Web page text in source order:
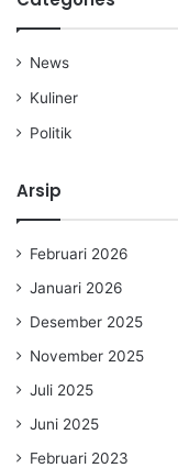
News
Kuliner
Politik
Arsip
Februari 2026
Januari 2026
Desember 2025
November 2025
Juli 2025
Juni 2025
Februari 2023